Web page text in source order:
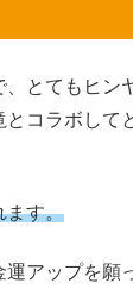
、とてもヒン
コラボして
ます。
運アップを願